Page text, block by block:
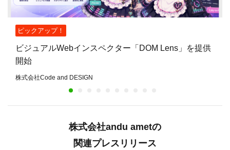
ピックアップ！
ビジュアルWebインスペクター「DOM Lens」を提供
開始
株式会社Code and DESIGN
株式会社andu ametの
関連プレスリリース